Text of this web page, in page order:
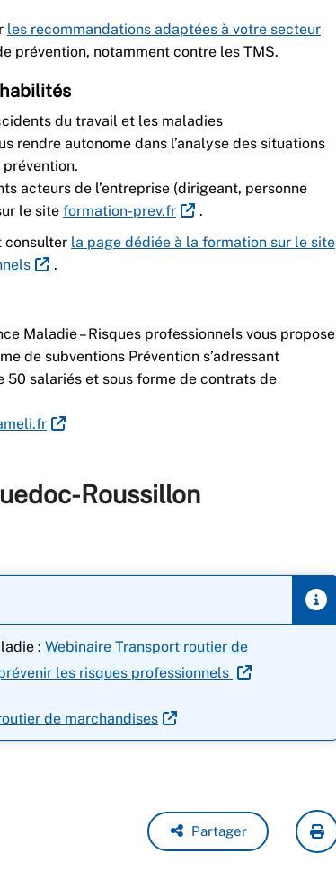
les recommandations adaptées à votre secteur
prévention, notamment contre les TMS.
du travail et les maladies
rendre autonome dans l’analyse des situations
acteurs de l’entreprise (dirigeant, personne
le site formation-prev.fr
.
consulter la page dédiée à la formation sur le site
.
Maladie – Risques professionnels vous propose
de subventions Prévention s’adressant
salariés et sous forme de contrats de
Roussillon
: Webinaire Transport routier de
les risques professionnels
de marchandises
Partager